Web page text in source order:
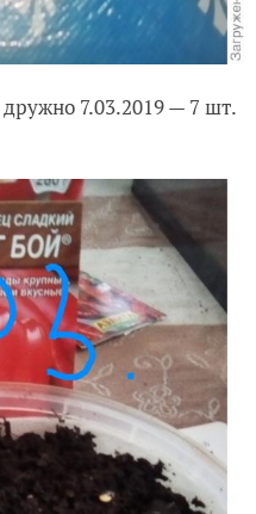
дружно 7.03.2019 — 7 шт.